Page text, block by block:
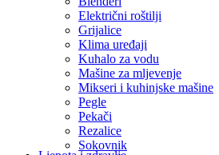
Električni roštilji
Grijalice
Klima uređaji
Kuhalo za vodu
Mašine za mljevenje
Mikseri i kuhinjske mašine
Pegle
Pekači
Rezalice
Sokovnik